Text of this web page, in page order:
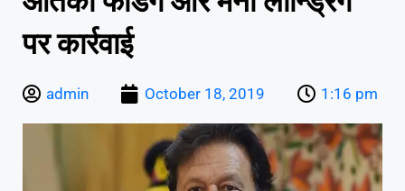
पर कार्रवाई
admin October 18, 2019 1:16 pm